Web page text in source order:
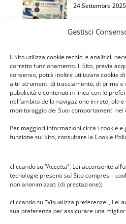
Gestisci
Il Sito utilizza cookie tecnici e analitici,
corretto funzionamento. Il Sito, previa
consenso, potrà inoltre utilizzare cookie
altri strumenti di tracciamento, di prima e
pubblicità e contenuti in linea con le
nell’ambito della navigazione in rete,
monitoraggio dei Suoi comportamenti nel
Per maggiori informazioni circa i cookie
funzione sul Sito, consultare la Cookie
cliccando su “Accetta”, Lei acconsente
tecnologie presenti sul Sito compresi i
non anonimizzati (di prestazione);
cliccando su "Visualizza preferenze", Lei
sua preferenza per assicurare una
24 Settembre 2025
Premio
10 Dicembre 2024
Mercatino di
Cabassina
Elezioni
2024/2027
6 Novembre 2024